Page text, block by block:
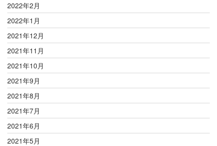
2022年2月
2022年1月
2021年12月
2021年11月
2021年10月
2021年9月
2021年8月
2021年7月
2021年6月
2021年5月